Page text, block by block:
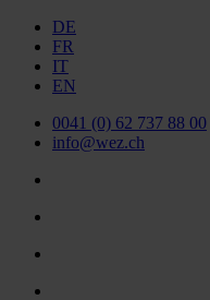
DE
FR
IT
EN
0041 (0) 62 737 88 00
info@wez.ch